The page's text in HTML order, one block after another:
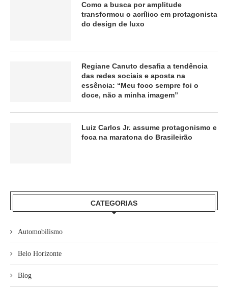
Como a busca por amplitude
transformou o acrílico em protagonista
do design de luxo
Regiane Canuto desafia a tendência
das redes sociais e aposta na
essência: “Meu foco sempre foi o
doce, não a minha imagem”
Luiz Carlos Jr. assume protagonismo e
foca na maratona do Brasileirão
CATEGORIAS
Automobilismo
Belo Horizonte
Blog